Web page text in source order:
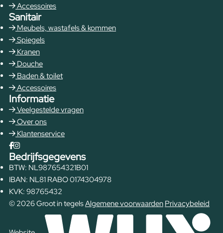
Accessoires
Sanitair
Meubels, wastafels & kommen
Spiegels
Kranen
Douche
Baden & toilet
Accessoires
Informatie
Veelgestelde vragen
Over ons
Klantenservice
Bedrijfsgegevens
BTW: NL987654321B01
IBAN: NL81 RABO 0174304978
KVK: 98765432
© 2026 Groot in tegelsAlgemene voorwaarden Privacybeleid